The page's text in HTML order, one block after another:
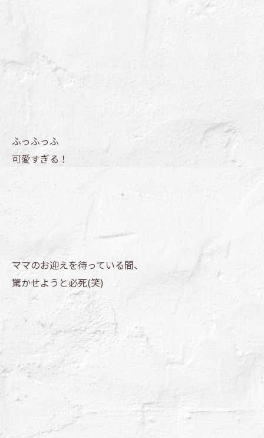
ふっふっふ
可愛すぎる！
ママのお迎えを待っている間、
驚かせようと必死(笑)